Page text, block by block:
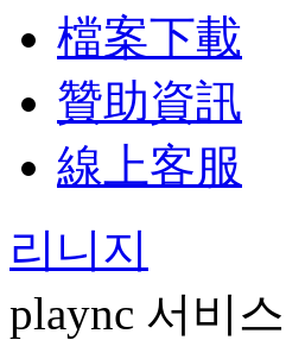
檔案下載
贊助資訊
線上客服
리니지
plaync 서비스